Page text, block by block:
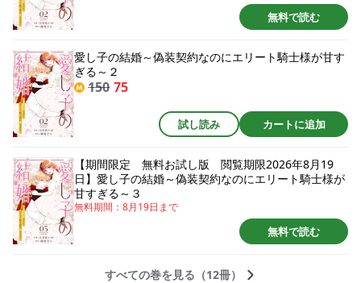
無料で読む
愛し子の結婚～偽装契約なのにエリート騎士様が甘す
ぎる～２
150 75
試し読み カートに追加
【期間限定 無料お試し版 閲覧期限2026年8月19
日】愛し子の結婚～偽装契約なのにエリート騎士様が
甘すぎる～３
無料期間： 8月19日 まで
無料で読む
すべての巻を見る（12冊）